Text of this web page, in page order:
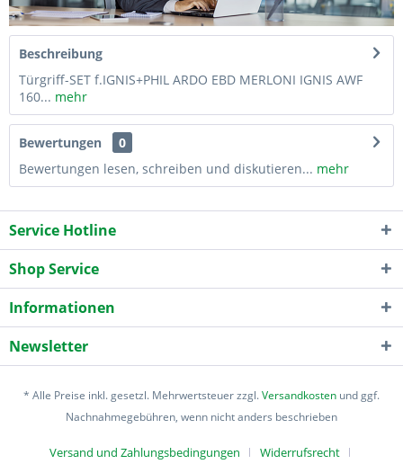
Beschreibung
Türgriff-SET f.IGNIS+PHIL ARDO EBD MERLONI IGNIS AWF
160... mehr
Bewertungen
0
Bewertungen lesen, schreiben und diskutieren... mehr
Service Hotline
Shop Service
Informationen
Newsletter
* Alle Preise inkl. gesetzl. Mehrwertsteuer zzgl.Versandkosten und ggf.
Nachnahmegebühren, wenn nicht anders beschrieben
Versand und Zahlungsbedingungen Widerrufsrecht